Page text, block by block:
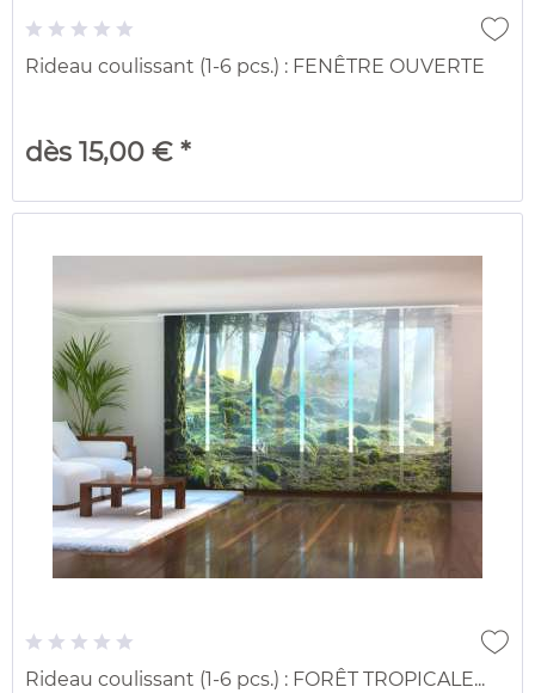
Rideau coulissant (1-6 pcs.) : FENÊTRE OUVERTE
dès 15,00 € *
Rideau coulissant (1-6 pcs.) : FORÊT TROPICALE...